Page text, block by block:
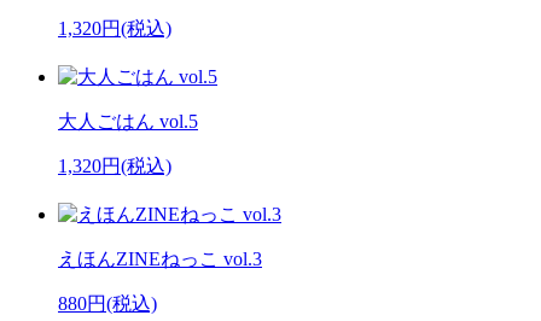
1,320円(税込)
大人ごはん vol.5
1,320円(税込)
えほんZINEねっこ vol.3
880円(税込)